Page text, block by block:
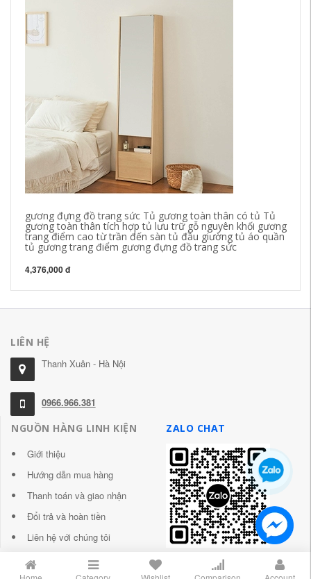
gương đựng đồ trang sức Tủ gương toàn thân có tủ Tủ
gương toàn thân tích hợp tủ lưu trữ gỗ nguyên khối gương
trang điểm cao từ trần đến sàn tủ đầu giường tủ áo quần
tủ gương trang điểm gương đựng đồ trang sức
4,376,000 đ
LIÊN HỆ
Thanh Xuân - Hà Nội
0966.966.381
NGUỒN HÀNG LINH KIỆN
Giới thiệu
Hướng dẫn mua hàng
Thanh toán và giao nhận
Đổi trả và hoàn tiền
Liên hệ với chúng tôi
ZALO CHAT